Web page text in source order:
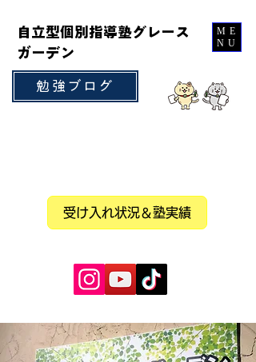
自立型個別指導塾グレース
ガーデン
勉強ブログ
受け入れ状況＆塾実績
ME
NU